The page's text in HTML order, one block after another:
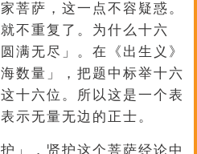
菩萨，这一点不容疑惑。
不重复了。为什么十六
满无尽」。在《出生义》
数量」，把题中标举十六
十六位。所以这是一个表
示无量无边的正士。
」，贤护这个菩萨经论中